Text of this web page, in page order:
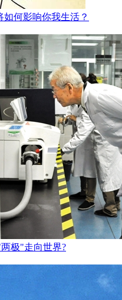
如何影响你我生活？
极"走向世界?